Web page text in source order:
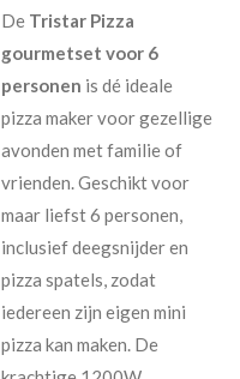
De Tristar Pizza
gourmetset voor 6
personen is dé ideale
pizza maker voor gezellige
avonden met familie of
vrienden. Geschikt voor
maar liefst 6 personen,
inclusief deegsnijder en
pizza spatels, zodat
iedereen zijn eigen mini
pizza kan maken. De